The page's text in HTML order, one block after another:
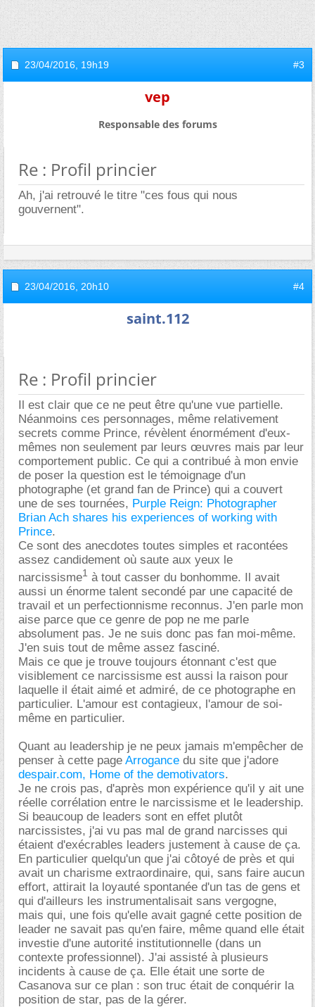
23/04/2016, 19h19 #3
vep
Responsable des forums
Re : Profil princier
Ah, j'ai retrouvé le titre "ces fous qui nous
gouvernent".
23/04/2016, 20h10 #4
saint.112
Re : Profil princier
Il est clair que ce ne peut être qu'une vue partielle.
Néanmoins ces personnages, même relativement
secrets comme Prince, révèlent énormément d'eux-
mêmes non seulement par leurs œuvres mais par leur
comportement public. Ce qui a contribué à mon envie
de poser la question est le témoignage d'un
photographe (et grand fan de Prince) qui a couvert
une de ses tournées, Purple Reign: Photographer
Brian Ach shares his experiences of working with
Prince.
Ce sont des anecdotes toutes simples et racontées
assez candidement où saute aux yeux le
narcissisme1 à tout casser du bonhomme. Il avait
aussi un énorme talent secondé par une capacité de
travail et un perfectionnisme reconnus. J'en parle mon
aise parce que ce genre de pop ne me parle
absolument pas. Je ne suis donc pas fan moi-même.
J'en suis tout de même assez fasciné.
Mais ce que je trouve toujours étonnant c'est que
visiblement ce narcissisme est aussi la raison pour
laquelle il était aimé et admiré, de ce photographe en
particulier. L'amour est contagieux, l'amour de soi-
même en particulier.
Quant au leadership je ne peux jamais m'empêcher de
penser à cette page Arrogance du site que j'adore
despair.com, Home of the demotivators.
Je ne crois pas, d'après mon expérience qu'il y ait une
réelle corrélation entre le narcissisme et le leadership.
Si beaucoup de leaders sont en effet plutôt
narcissistes, j'ai vu pas mal de grand narcisses qui
étaient d'exécrables leaders justement à cause de ça.
En particulier quelqu'un que j'ai côtoyé de près et qui
avait un charisme extraordinaire, qui, sans faire aucun
effort, attirait la loyauté spontanée d'un tas de gens et
qui d'ailleurs les instrumentalisait sans vergogne,
mais qui, une fois qu'elle avait gagné cette position de
leader ne savait pas qu'en faire, même quand elle était
investie d'une autorité institutionnelle (dans un
contexte professionnel). J'ai assisté à plusieurs
incidents à cause de ça. Elle était une sorte de
Casanova sur ce plan : son truc était de conquérir la
position de star, pas de la gérer.